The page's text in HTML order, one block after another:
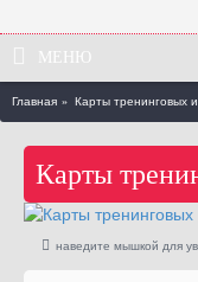
МЕНЮ
Главная Карты тренинговых
Карты
наведите мышкой для